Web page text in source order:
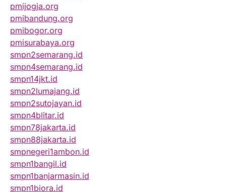
pmijogja.org
pmibandung.org
pmibogor.org
pmisurabaya.org
smpn2semarang.id
smpn4semarang.id
smpn14jkt.id
smpn2lumajang.id
smpn2sutojayan.id
smpn4blitar.id
smpn78jakarta.id
smpn88jakarta.id
smpnegeri1ambon.id
smpn1bangil.id
smpn1banjarmasin.id
smpn1biora.id